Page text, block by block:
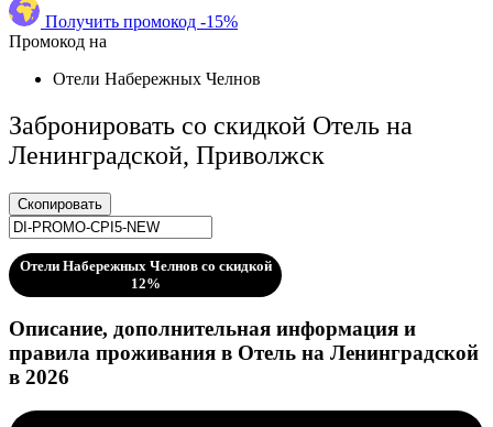
Получить промокод -15%
Промокод на
Отели Набережных Челнов
Забронировать со скидкой Отель на
Ленинградской, Приволжск
Скопировать
Отели Набережных Челнов со скидкой
12%
Описание, дополнительная информация и
правила проживания в Отель на Ленинградской
в 2026